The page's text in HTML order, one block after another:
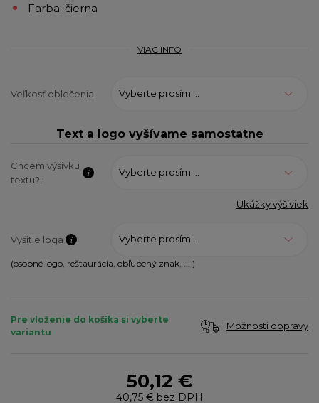
Farba: čierna
VIAC INFO
Veľkosť oblečenia Vyberte prosím ...
Text a logo vyšívame samostatne
Chcem výšivku
textu?!
Vyberte prosím ...
Ukážky výšiviek
Vyšitie loga Vyberte prosím ...
(osobné logo, reštaurácia, obľubený znak, ... )
Pre vloženie do košíka si vyberte
variantu
Možnosti dopravy
50,12 €
40,75 € bez DPH